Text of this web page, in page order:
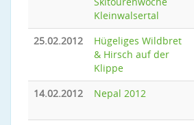
Kleinwalsertal
25.02.2012
Hügeliges Wildbret
& Hirsch auf der
Klippe
14.02.2012 Nepal 2012